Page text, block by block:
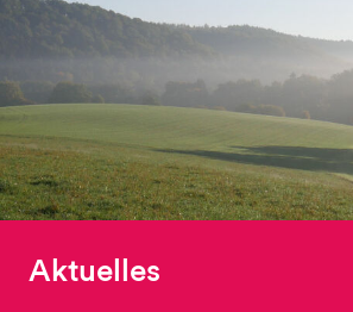
Antrag stellen
Spenden und Schenken
Aktuelles